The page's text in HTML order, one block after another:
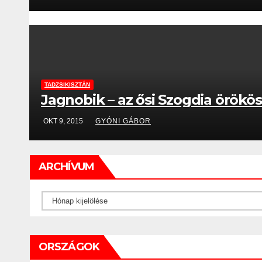
TADZSIKISZTÁN
Jagnobik – az ősi Szogdia
OKT 9, 2015 GYÓNI GÁBOR
ARCHÍVUM
Archívum
ORSZÁGOK